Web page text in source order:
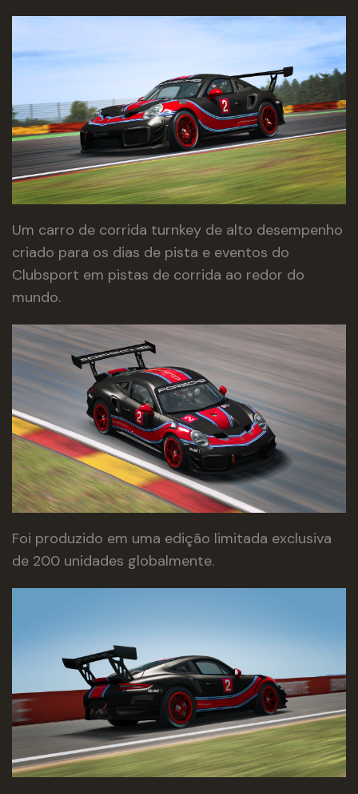
Um carro de corrida turnkey de alto desempenho
criado para os dias de pista e eventos do
Clubsport em pistas de corrida ao redor do
mundo.
Foi produzido em uma edição limitada exclusiva
de 200 unidades globalmente.